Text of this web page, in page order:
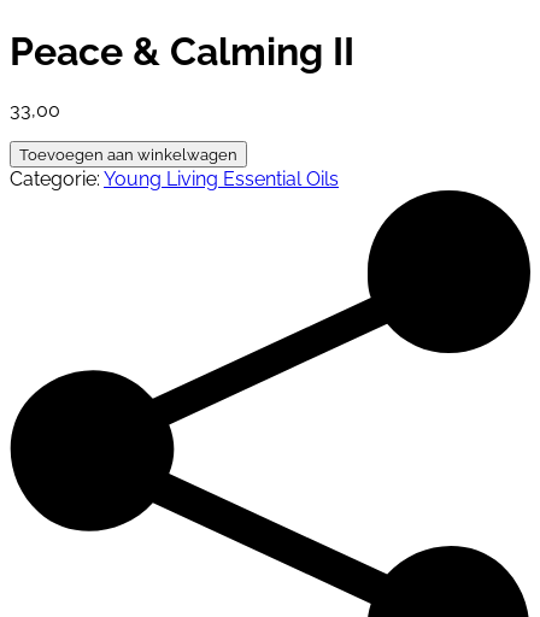
Peace & Calming II
33,00
Peace
&
Calming
Toevoegen aan winkelwagen
Categorie: Young Living Essential Oils